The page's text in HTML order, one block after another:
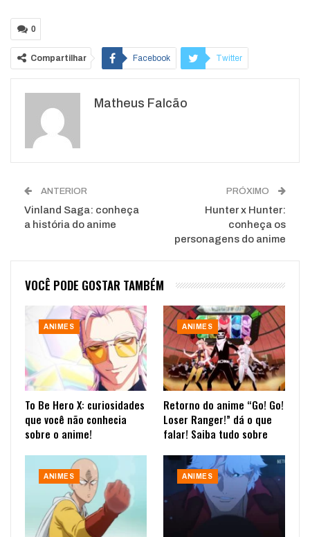
0
Compartilhar Facebook Twitter
WhatsApp
Matheus Falcão
ANTERIOR
Vinland Saga: conheça
a história do anime
PRÓXIMO
Hunter x Hunter:
conheça os
personagens do anime
VOCÊ PODE GOSTAR TAMBÉM
ANIMES
To Be Hero X: curiosidades
que você não conhecia
sobre o anime!
ANIMES
Retorno do anime “Go! Go!
Loser Ranger!” dá o que
falar! Saiba tudo sobre
ANIMES ANIMES